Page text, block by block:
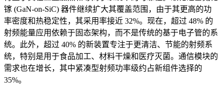
镓 (GaN-on-SiC) 器件继续扩大其覆盖范围，由于其更高的功
率密度和热稳定性，其采用率接近 32%。现在，超过 48% 的
射频能量应用依赖于固态架构，而不是传统的基于电子管的系
统。此外，超过 40% 的新装置专注于更清洁、节能的射频系
统，特别是用于食品加工、材料干燥和医疗灭菌。通信模块的
需求也在增长，其中紧凑型射频功率级约占新组件选择的
35%。